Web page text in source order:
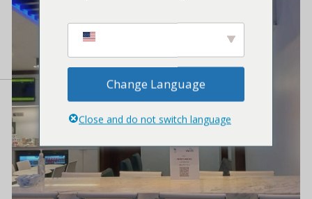
Change Language
Close and do not switch language